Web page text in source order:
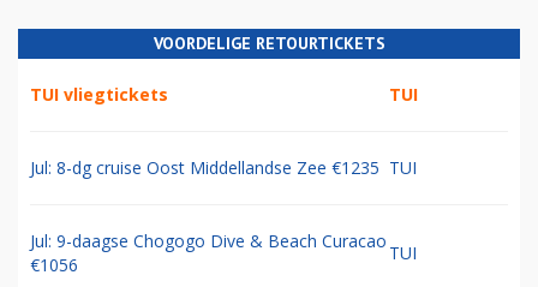
VOORDELIGE RETOURTICKETS
TUI vliegtickets TUI
Jul: 8-dg cruise Oost Middellandse Zee €1235 TUI
Jul: 9-daagse Chogogo Dive & Beach Curacao
€1056
TUI